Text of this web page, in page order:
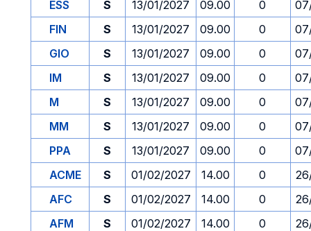
ESS
S 13/01/2027 09.00 0
FIN
S 13/01/2027 09.00 0
GIO
S 13/01/2027 09.00 0
IM
S 13/01/2027 09.00 0
M
S 13/01/2027 09.00 0
MM
S 13/01/2027 09.00 0
PPA
S 13/01/2027 09.00 0
ACME
S 01/02/2027 14.00 0
AFC
S 01/02/2027 14.00 0
AFM
S 01/02/2027 14.00 0